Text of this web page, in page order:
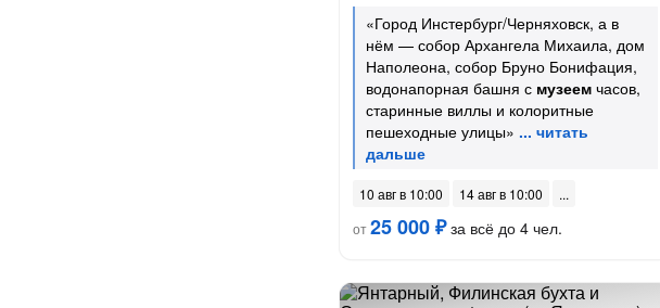
«Город Инстербург/Черняховск, а в
нём — собор Архангела Михаила, дом
Наполеона, собор Бруно Бонифация,
водонапорная башня с музеем часов,
старинные виллы и колоритные
пешеходные улицы»
10 авг в 10:00
14 авг в 10:00
от25 000 ₽за всё до 4 чел.